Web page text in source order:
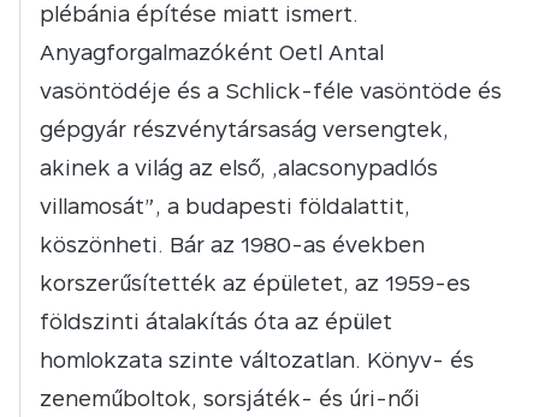
plébánia építése miatt ismert.
Anyagforgalmazóként Oetl Antal
vasöntödéje és a Schlick-féle vasöntöde és
gépgyár részvénytársaság versengtek,
akinek a világ az első, „alacsonypadlós
villamosát”, a budapesti földalattit,
köszönheti. Bár az 1980-as években
korszerűsítették az épületet, az 1959-es
földszinti átalakítás óta az épület
homlokzata szinte változatlan. Könyv- és
zeneműboltok, sorsjáték- és úri-női